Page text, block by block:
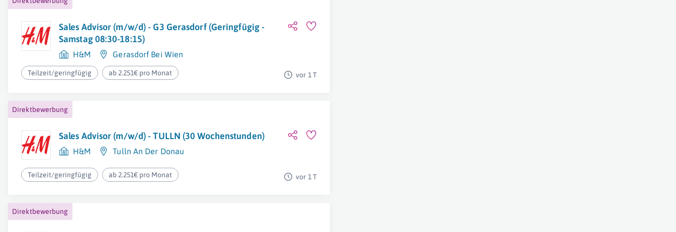
Sales Advisor (m/w/d) - G3 Gerasdorf (Geringfügig -
Samstag 08:30-18:15)
H&M Gerasdorf Bei Wien
Teilzeit/geringfügig ab 2.251€ pro Monat vor 1 T
Direktbewerbung
Sales Advisor (m/w/d) - TULLN (30 Wochenstunden)
H&M Tulln An Der Donau
Teilzeit/geringfügig ab 2.251€ pro Monat vor 1 T
Direktbewerbung